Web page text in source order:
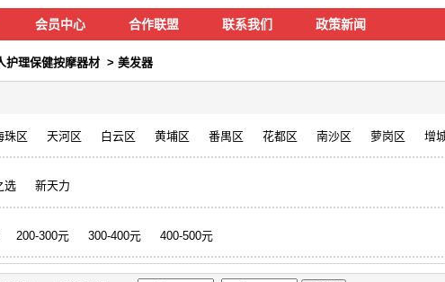
会员中心 合作联盟 联系我们 政策新闻
护理保健按摩器材 > 美发器
珠区 天河区 白云区 黄埔区 番禺区 花都区 南沙区 萝岗区 增
选 新天力
200-300元 300-400元 400-500元